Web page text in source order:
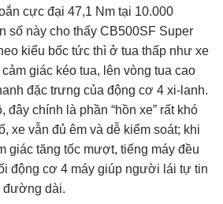
cực đại 47,1 Nm tại 10.000
số này cho thấy CB500SF Super
kiểu bốc tức thì ở tua thấp như xe
giác kéo tua, lên vòng tua cao
đặc trưng của động cơ 4 xi-lanh.
chính là phần “hồn xe” rất khó
xe vẫn đủ êm và dễ kiểm soát; khi
giác tăng tốc mượt, tiếng máy đều
động cơ 4 máy giúp người lái tự tin
đường dài.